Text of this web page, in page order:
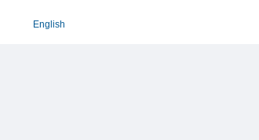
English